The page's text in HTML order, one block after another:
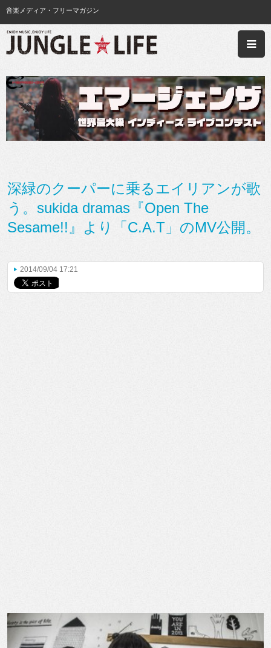
音楽メディア・フリーマガジン
深緑のクーパーに乗るエイリアンが歌
う。sukida dramas『Open The
Sesame!!』より「C.A.T」のMV公開。
2014/09/04 17:21